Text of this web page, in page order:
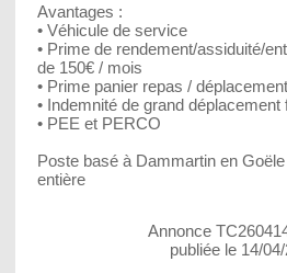
Avantages :
• Véhicule de service
• Prime de rendement/assiduité/
de 150€ / mois
• Prime panier repas /
• Indemnité de grand déplacement
• PEE et PERCO
Poste basé à Dammartin en
entière
Annonce
publiée le 14/